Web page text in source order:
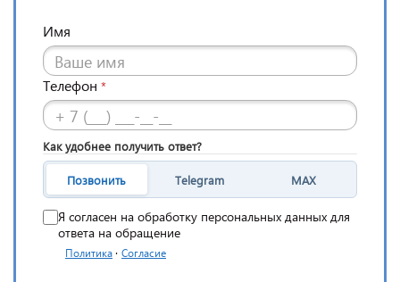
Имя
Телефон *
Как удобнее получить ответ?
Позвонить Telegram MAX
Я согласен на обработку персональных данных для
ответа на обращение
Политика · Согласие